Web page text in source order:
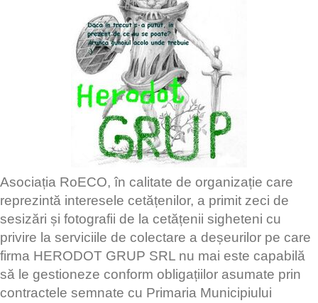
Asociația RoECO, în calitate de organizație care
reprezintă interesele cetățenilor, a primit zeci de
sesizări și fotografii de la cetățenii sigheteni cu
privire la serviciile de colectare a deșeurilor pe care
firma HERODOT GRUP SRL nu mai este capabilă
să le gestioneze conform obligațiilor asumate prin
contractele semnate cu Primaria Municipiului